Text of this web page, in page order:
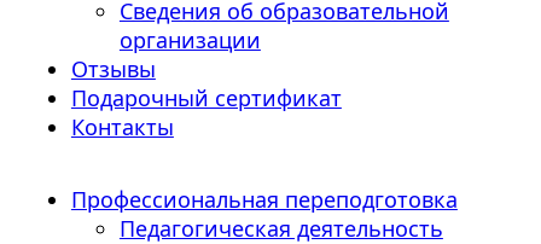
Сведения об образовательной
организации
Отзывы
Подарочный сертификат
Контакты
Профессиональная переподготовка
Педагогическая деятельность